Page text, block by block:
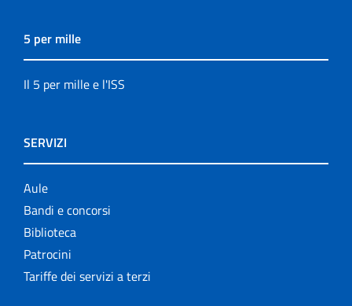
5 per mille
Il 5 per mille e l'ISS
SERVIZI
Aule
Bandi e concorsi
Biblioteca
Patrocini
Tariffe dei servizi a terzi